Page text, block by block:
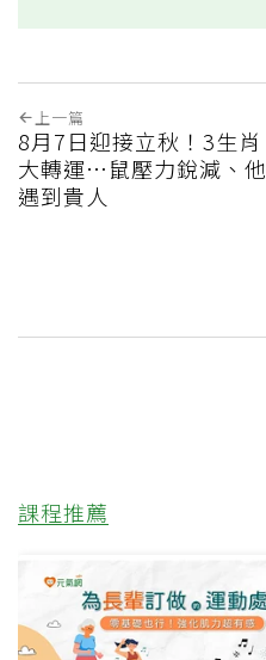
上一篇
8月7日迎接立秋！3生肖
大轉運…鼠壓力銳減、他
遇到貴人
課程推薦